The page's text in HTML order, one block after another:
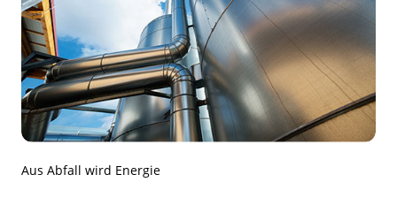
Aus Abfall wird Energie